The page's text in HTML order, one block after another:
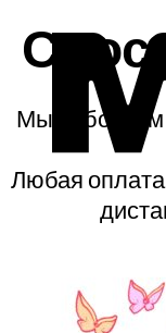
Мы работаем
Любая оплата